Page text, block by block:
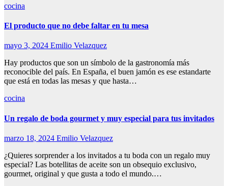
cocina
El producto que no debe faltar en tu mesa
mayo 3, 2024 Emilio Velazquez
Hay productos que son un símbolo de la gastronomía más
reconocible del país. En España, el buen jamón es ese estandarte
que está en todas las mesas y que hasta…
cocina
Un regalo de boda gourmet y muy especial para tus invitados
marzo 18, 2024 Emilio Velazquez
¿Quieres sorprender a los invitados a tu boda con un regalo muy
especial? Las botellitas de aceite son un obsequio exclusivo,
gourmet, original y que gusta a todo el mundo.…